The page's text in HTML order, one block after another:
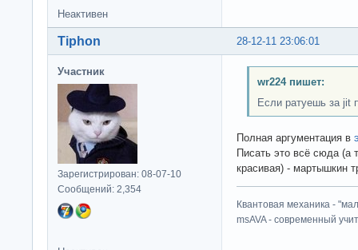
Неактивен
28-12-11 23:06:01
Tiphon
Участник
Зарегистрирован: 08-07-10
Сообщений: 2,354
wr224 пишет:
Если ратуешь за jit
Полная аргументация в
Писать это всё сюда (а
красивая) - мартышкин
Квантовая механика -
msAVA - современный